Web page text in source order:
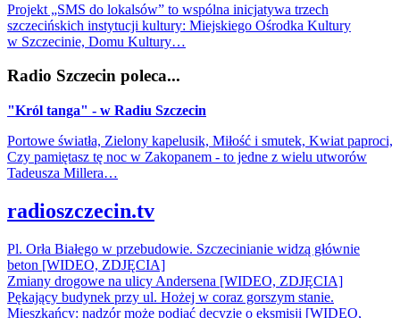
Projekt „SMS do lokalsów” to wspólna inicjatywa trzech
szczecińskich instytucji kultury: Miejskiego Ośrodka Kultury
w Szczecinie, Domu Kultury…
Radio Szczecin poleca...
"Król tanga" - w Radiu Szczecin
Portowe światła, Zielony kapelusik, Miłość i smutek, Kwiat paproci,
Czy pamiętasz tę noc w Zakopanem - to jedne z wielu utworów
Tadeusza Millera…
radioszczecin.tv
Pl. Orła Białego w przebudowie. Szczecinianie widzą głównie
beton [WIDEO, ZDJĘCIA]
Zmiany drogowe na ulicy Andersena [WIDEO, ZDJĘCIA]
Pękający budynek przy ul. Hożej w coraz gorszym stanie.
Mieszkańcy: nadzór może podjąć decyzję o eksmisji [WIDEO,